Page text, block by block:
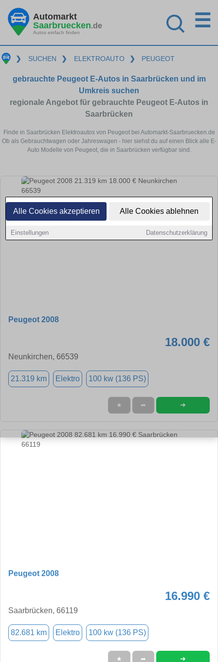
Alle Cookies akzeptieren Alle Cookies ablehnen
Einstellungen Datenschutzerklärung
Automarkt
Saarbruecken.de
Autos einfach finden
☰
❯ SUCHEN ❯ ELEKTROAUTO ❯ PEUGEOT
gebrauchte Peugeot E-Autos in Saarbrücken und im
Umkreis suchen
regionale Angebot für gebrauchte Peugeot E-Autos in
Saarbrücken
Finde in Saarbrücken Elektroautos von Peugeot bei Automarkt-Saarbruecken.de
Ob als Gebrauchtwagen oder Jahreswagen - hier siehst du auf einen Blick alle E-
Auto Modelle von Peugeot, die in Saarbrücken verfügbar sind.
Peugeot 2008
18.000 €
Neunkirchen, 66539
21.319 km Elektro 100 kw (136 PS)
★ ➦ ➜
Peugeot 2008
16.990 €
Saarbrücken, 66119
82.681 km Elektro 100 kw (136 PS)
★ ➦ ➜